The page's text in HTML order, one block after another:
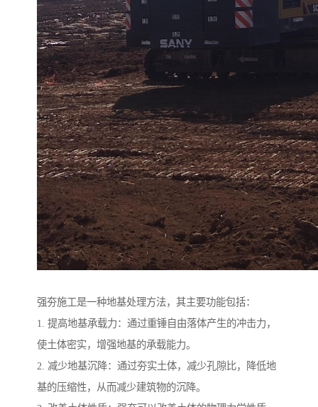
强夯施工是一种地基处理方法，其主要功能包括：
1. 提高地基承载力：通过重锤自由落体产生的冲击力，
使土体密实，增强地基的承载能力。
2. 减少地基沉降：通过夯实土体，减少孔隙比，降低地
基的压缩性，从而减少建筑物的沉降。